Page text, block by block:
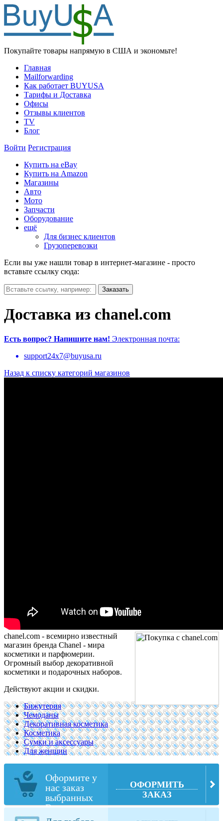
Покупайте товары напрямую в США и экономьте!
Главная
Mailforwarding
Как работает BUYUSA
Тарифы и Доставка
Офисы
Отзывы клиентов
TV
Блог
Войти Регистрация
Купить на eBay
Купить на Amazon
Магазины
Авто
Мото
Запчасти
Оборудование
ещё
Для бизнес клиентов
Грузоперевозки
Если вы уже нашли товар в интернет-магазине - просто
вставьте ссылку сюда:
Доставка из chanel.com
Есть вопрос? Напишите нам! Электронная почта:
support24x7@buyusa.ru
Назад к списку категорий магазинов
chanel.com - всемирно известный
магазин бренда Chanel - мира
косметики и парфюмерии.
Огромный выбор декоративной
косметики и подарочных наборов.
Действуют акции и скидки.
Бижутерия
Чемоданы
Декоративная косметика
Косметика
Сумки и аксессуары
Для женщин
Оформите у
нас заказ
выбранных
Вами товаров
из chanel.com
ОФОРМИТЬ
ЗАКАЗ